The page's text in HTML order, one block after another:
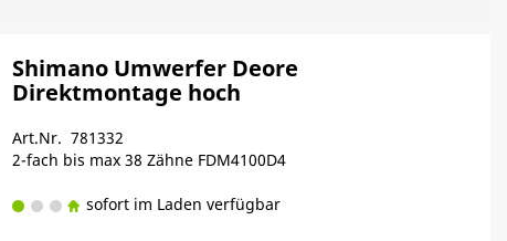
Shimano Umwerfer Deore
Direktmontage hoch
Art.Nr. 781332
2-fach bis max 38 Zähne FDM4100D4
sofort im Laden verfügbar